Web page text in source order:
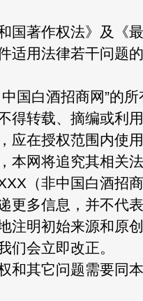
著作权法》及《最
适用法律若干问题
白酒招商网”的所
得转载、摘编或利
应在授权范围内使
本网将追究其相关
（非中国白酒招商
更多信息，并不代
注明初始来源和原
们会立即改正。
其它问题需要同本